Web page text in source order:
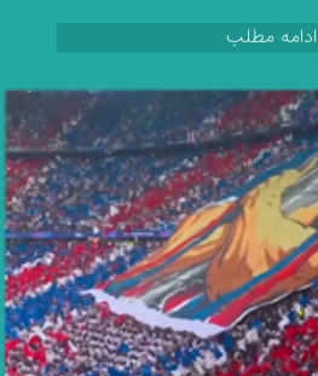
ادامه مطلب